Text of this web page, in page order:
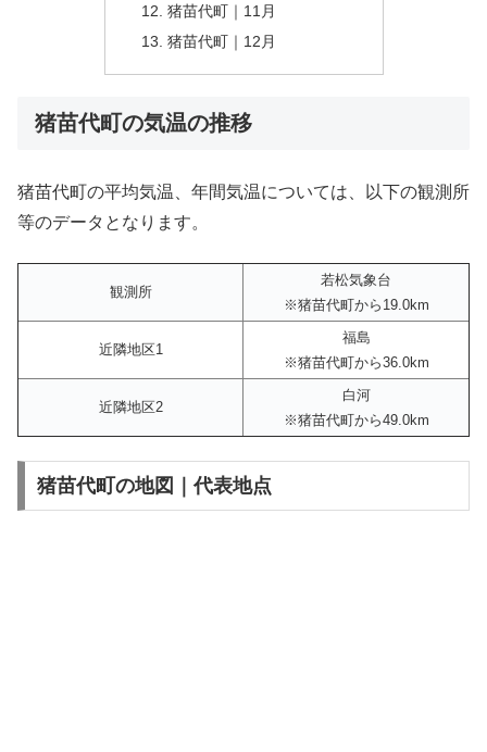
猪苗代町｜11月
猪苗代町｜12月
猪苗代町の気温の推移
猪苗代町の平均気温、年間気温については、以下の観測所
等のデータとなります。
観測所
若松気象台
※猪苗代町から19.0km
近隣地区1
福島
※猪苗代町から36.0km
近隣地区2
白河
※猪苗代町から49.0km
猪苗代町の地図｜代表地点